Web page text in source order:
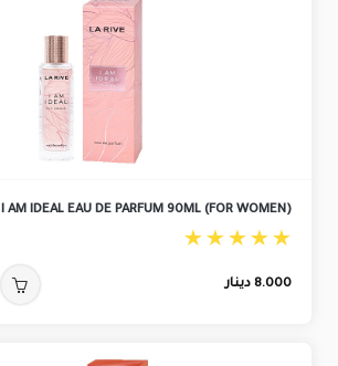
I AM IDEAL EAU DE PARFUM 90ML (FOR WOMEN)
8.000 دينار